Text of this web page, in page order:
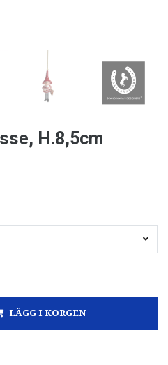
H.8,5cm
LÄGG I KORGEN